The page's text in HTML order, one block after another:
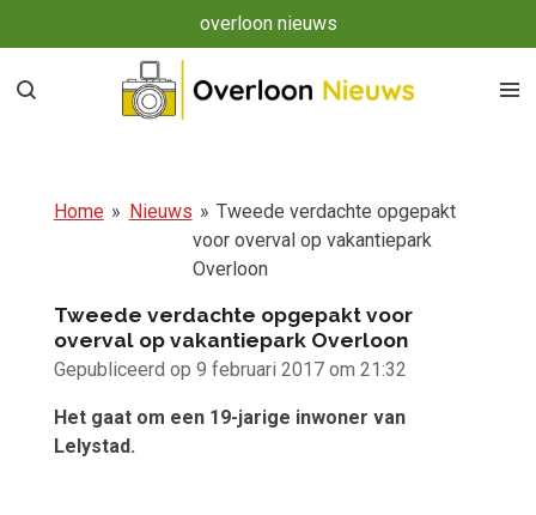
direct
naar
overloon nieuws
Home » Nieuws » Tweede verdachte opgepakt
voor overval op vakantiepark
Overloon
Tweede verdachte opgepakt voor
overval op vakantiepark Overloon
Gepubliceerd op 9 februari 2017 om 21:32
Het gaat om een 19-jarige inwoner van
Lelystad.